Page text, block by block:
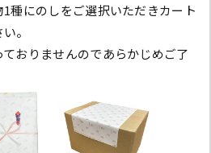
種にのしをご選択いただきカート
。
おりませんのであらかじめご了